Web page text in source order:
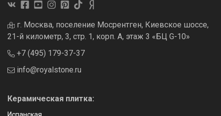
г. Москва, поселение Мосрентген, Киевское шоссе,
21-й километр, 3, стр. 1, корп. А, этаж 3 «БЦ G-10»
+7 (495) 179-37-37
info@royalstone.ru
Керамическая плитка: